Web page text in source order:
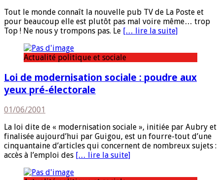
Tout le monde connaît la nouvelle pub TV de La Poste et
pour beaucoup elle est plutôt pas mal voire même… trop
Top ! Ne nous y trompons pas. Le [… lire la suite]
Actualité politique et sociale
Loi de modernisation sociale : poudre aux
yeux pré-électorale
01/06/2001
La loi dite de « modernisation sociale », initiée par Aubry et
finalisée aujourd’hui par Guigou, est un fourre-tout d’une
cinquantaine d’articles qui concernent de nombreux sujets :
accès à l’emploi des [… lire la suite]